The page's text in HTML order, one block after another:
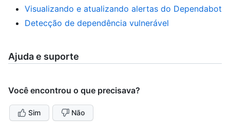
Visualizando e atualizando alertas do Dependabot
Detecção de dependência vulnerável
Ajuda e suporte
Você encontrou o que precisava?
Sim Não